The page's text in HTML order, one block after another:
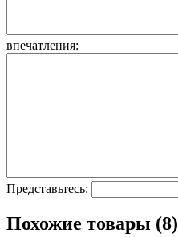
впечатления:
Представьтесь:
Похожие товары (8)